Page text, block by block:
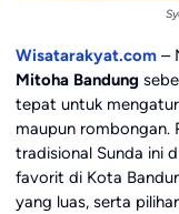
Wisatarakyat.com–
Mitoha Bandung
tepat untuk
maupun rombongan.
tradisional Sunda ini
favorit di Kota
yang luas, serta